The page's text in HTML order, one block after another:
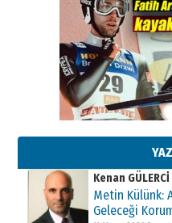
Kenan GÜLERCİ
Metin Külünk:
11 Mayıs 2026
Kenan GÜLERCİ
Metin Külünk:
Geleceği